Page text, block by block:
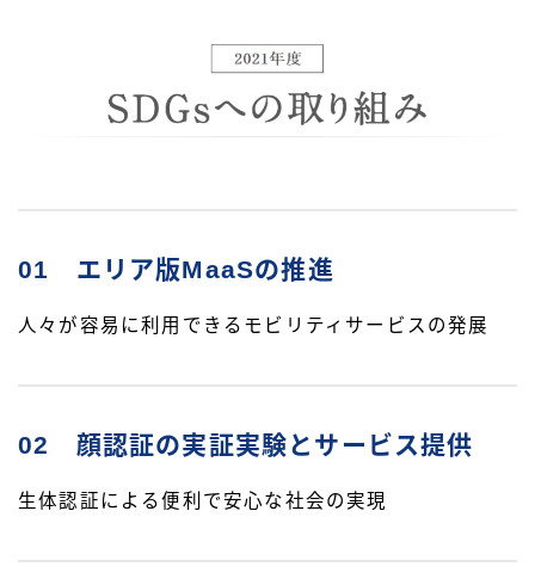
01 エリア版MaaSの推進
人々が容易に利用できるモビリティサービスの発展
02 顔認証の実証実験とサービス提供
生体認証による便利で安心な社会の実現